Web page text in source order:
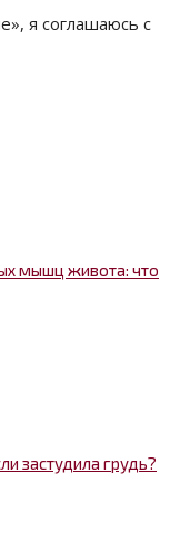
я соглашаюсь с
мышц живота: что
застудила грудь?